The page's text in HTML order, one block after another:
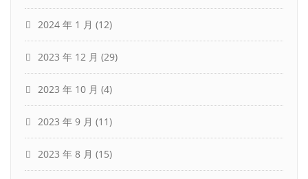
2024 年 1 月 (12)
2023 年 12 月 (29)
2023 年 10 月 (4)
2023 年 9 月 (11)
2023 年 8 月 (15)